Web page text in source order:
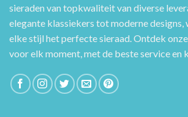
sieraden van topkwaliteit van diverse
elegante klassiekers tot moderne designs,
elke stijl het perfecte sieraad. Ontdek
voor elk moment, met de beste service en